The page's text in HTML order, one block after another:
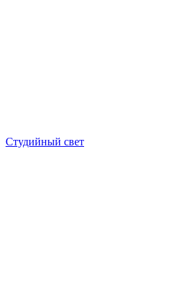
Студийный свет